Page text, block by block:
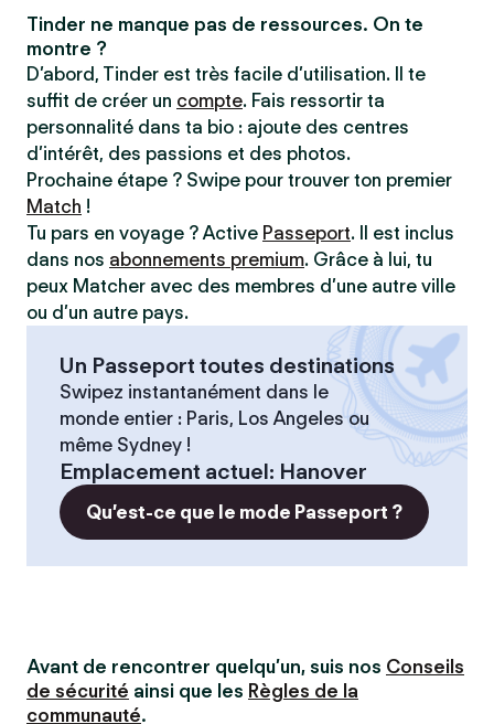
Tinder ne manque pas de ressources. On te
montre ?
D’abord, Tinder est très facile d’utilisation. Il te
suffit de créer un compte. Fais ressortir ta
personnalité dans ta bio : ajoute des centres
d’intérêt, des passions et des photos.
Prochaine étape ? Swipe pour trouver ton premier
Match !
Tu pars en voyage ? Active Passeport. Il est inclus
dans nos abonnements premium. Grâce à lui, tu
peux Matcher avec des membres d’une autre ville
ou d’un autre pays.
Un Passeport toutes destinations
Swipez instantanément dans le
monde entier : Paris, Los Angeles ou
même Sydney !
Emplacement actuel: Hanover
Qu’est-ce que le mode Passeport ?
Avant de rencontrer quelqu’un, suis nos Conseils
de sécurité ainsi que les Règles de la
communauté.